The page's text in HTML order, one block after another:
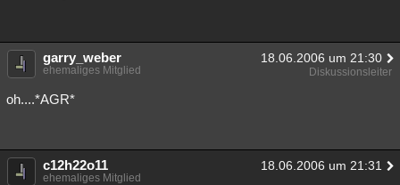
garry_weber 18.06.2006 um 21:30
ehemaliges Mitglied Diskussionsleiter
oh....*AGR*
c12h22o11 18.06.2006 um 21:31
ehemaliges Mitglied